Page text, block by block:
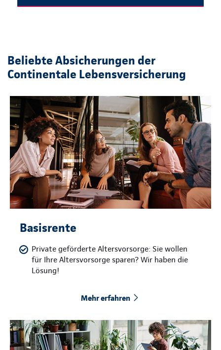
Beliebte Absicherungen der
Continentale Lebensversicherung
Basisrente
Private geförderte Altersvorsorge: Sie wollen
für Ihre Altersvorsorge sparen? Wir haben die
Lösung!
Mehr erfahren